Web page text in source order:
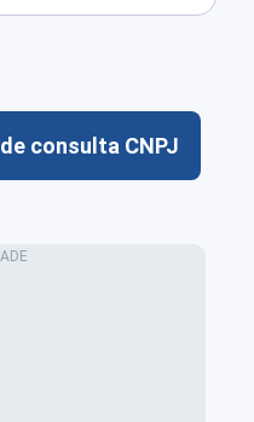
consulta CNPJ